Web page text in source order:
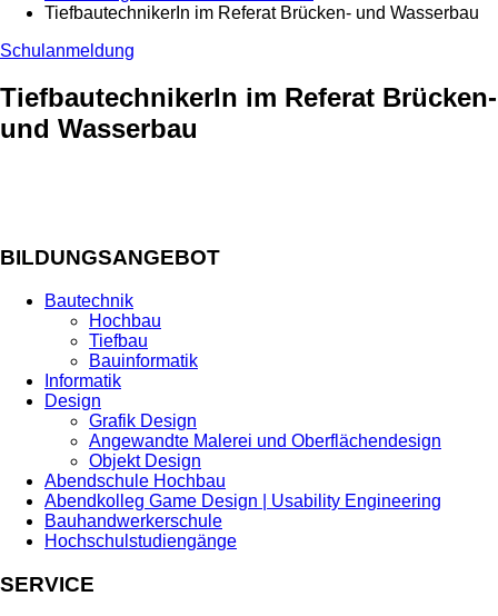
TiefbautechnikerIn im Referat Brücken- und Wasserbau
Schulanmeldung
TiefbautechnikerIn im Referat Brücken-
und Wasserbau
BILDUNGSANGEBOT
Bautechnik
Hochbau
Tiefbau
Bauinformatik
Informatik
Design
Grafik Design
Angewandte Malerei und Oberflächendesign
Objekt Design
Abendschule Hochbau
Abendkolleg Game Design | Usability Engineering
Bauhandwerkerschule
Hochschulstudiengänge
SERVICE